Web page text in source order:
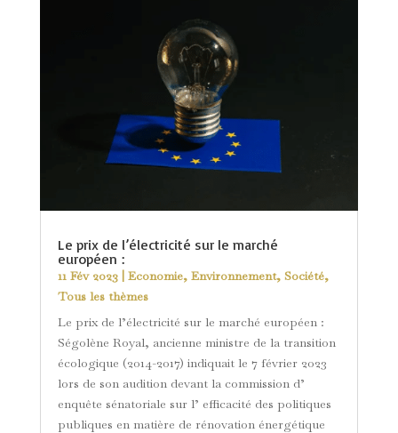
Le prix de l’électricité sur le marché
européen :
11 Fév 2023| Economie, Environnement, Société,
Tous les thèmes
Le prix de l’électricité sur le marché européen :
Ségolène Royal, ancienne ministre de la transition
écologique (2014-2017) indiquait le 7 février 2023
lors de son audition devant la commission d’
enquête sénatoriale sur l’ efficacité des politiques
publiques en matière de rénovation énergétique